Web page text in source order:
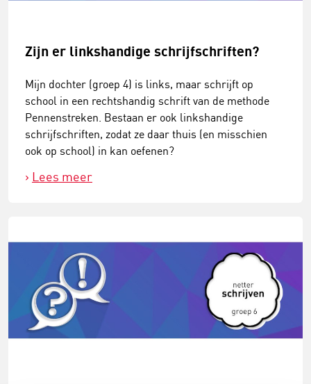
Zijn er linkshandige schrijfschriften?
Mijn dochter (groep 4) is links, maar schrijft op
school in een rechtshandig schrift van de methode
Pennenstreken. Bestaan er ook linkshandige
schrijfschriften, zodat ze daar thuis (en misschien
ook op school) in kan oefenen?
Lees meer